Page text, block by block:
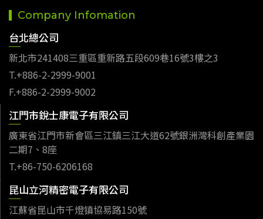
Company Infomation
台北總公司
新北市241408三重區重新路五段609巷16號3樓之3
T.+886-2-2999-9001
F.+886-2-2999-9002
江門市銳士康電子有限公司
廣東省江門市新會區三江鎮三江大道62號銀洲灣科創產業園
二期7、8座
T.+86-750-6206168
昆山立河精密電子有限公司
江蘇省昆山市千燈镇協易路150號